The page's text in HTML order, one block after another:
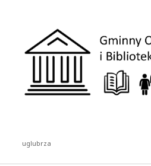
uglubrza